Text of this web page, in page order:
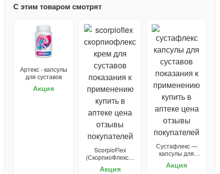
С этим товаром смотрят
Артекс - капсулы
для суставов
Акция
ScorpioFlex
(СкорпиоФлекс) -
Акция
Сустафлекс —
капсулы для
Акция